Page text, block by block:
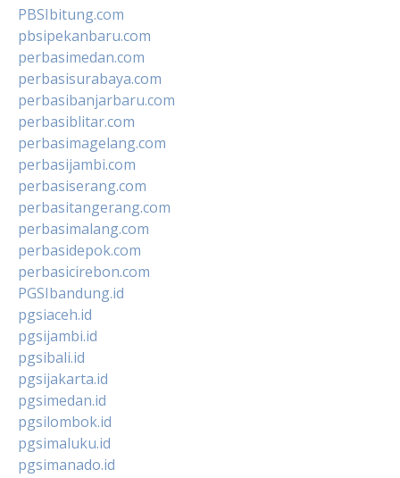
PBSIbitung.com
pbsipekanbaru.com
perbasimedan.com
perbasisurabaya.com
perbasibanjarbaru.com
perbasiblitar.com
perbasimagelang.com
perbasijambi.com
perbasiserang.com
perbasitangerang.com
perbasimalang.com
perbasidepok.com
perbasicirebon.com
PGSIbandung.id
pgsiaceh.id
pgsijambi.id
pgsibali.id
pgsijakarta.id
pgsimedan.id
pgsilombok.id
pgsimaluku.id
pgsimanado.id